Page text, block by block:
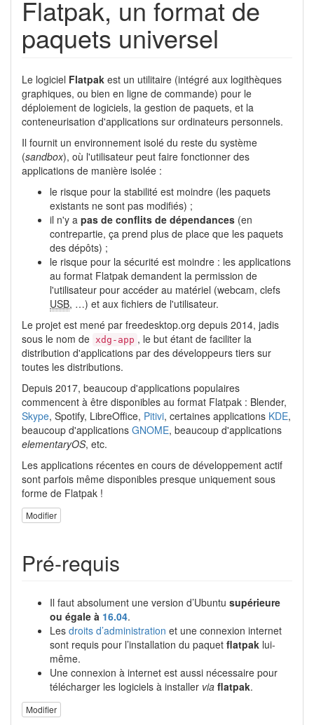
Flatpak, un format de
paquets universel
Le logiciel Flatpak est un utilitaire (intégré aux logithèques
graphiques, ou bien en ligne de commande) pour le
déploiement de logiciels, la gestion de paquets, et la
conteneurisation d'applications sur ordinateurs personnels.
Il fournit un environnement isolé du reste du système
(sandbox), où l'utilisateur peut faire fonctionner des
applications de manière isolée :
le risque pour la stabilité est moindre (les paquets
existants ne sont pas modifiés) ;
il n'y a pas de conflits de dépendances (en
contrepartie, ça prend plus de place que les paquets
des dépôts) ;
le risque pour la sécurité est moindre : les applications
au format Flatpak demandent la permission de
l'utilisateur pour accéder au matériel (webcam, clefs
USB, …) et aux fichiers de l'utilisateur.
Le projet est mené par freedesktop.org depuis 2014, jadis
sous le nom de xdg-app , le but étant de faciliter la
distribution d'applications par des développeurs tiers sur
toutes les distributions.
Depuis 2017, beaucoup d'applications populaires
commencent à être disponibles au format Flatpak : Blender,
Skype, Spotify, LibreOffice, Pitivi, certaines applications KDE,
beaucoup d'applications GNOME, beaucoup d'applications
elementaryOS, etc.
Les applications récentes en cours de développement actif
sont parfois même disponibles presque uniquement sous
forme de Flatpak !
Modifier
Pré-requis
Il faut absolument une version d’Ubuntu supérieure
ou égale à 16.04.
Les droits d’administration et une connexion internet
sont requis pour l’installation du paquet flatpak lui-
même.
Une connexion à internet est aussi nécessaire pour
télécharger les logiciels à installer via flatpak.
Modifier